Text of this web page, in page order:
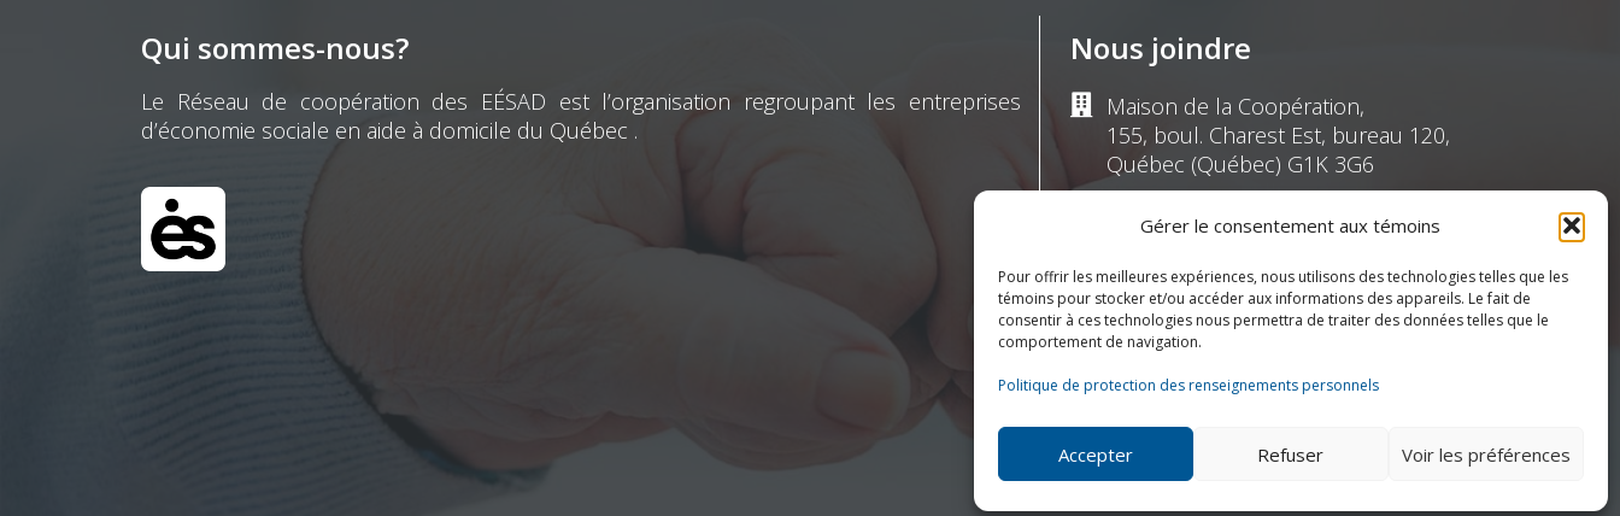
Gérer le consentement aux témoins
Pour offrir les meilleures expériences, nous utilisons des technologies telles que les
témoins pour stocker et/ou accéder aux informations des appareils. Le fait de
consentir à ces technologies nous permettra de traiter des données telles que le
comportement de navigation.
Politique de protection des renseignements personnels
Accepter Refuser Voir les préférences
Qui sommes-nous?
Le Réseau de coopération des EÉSAD est l’organisation regroupant les entreprises
d’économie sociale en aide à domicile du Québec .
Nous joindre
Maison de la Coopération,
155, boul. Charest Est, bureau 120,
Québec (Québec) G1K 3G6
(418) 622-1001
1 (855) 837-9142
info@ressources.coop
Lundi au vendredi
8h30 à 16h30